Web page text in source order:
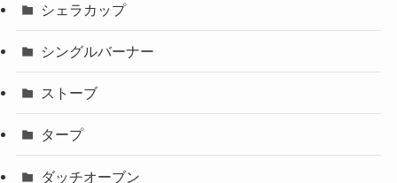
シェラカップ
シングルバーナー
ストーブ
タープ
ダッチオーブン